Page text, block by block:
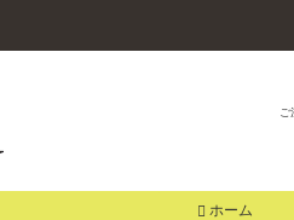
ご
ホーム